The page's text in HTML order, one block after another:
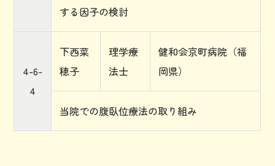
する因子の検討
4-6-
4
下西菜
穂子
理学療
法士
健和会京町病院（福
岡県）
当院での腹臥位療法の取り組み